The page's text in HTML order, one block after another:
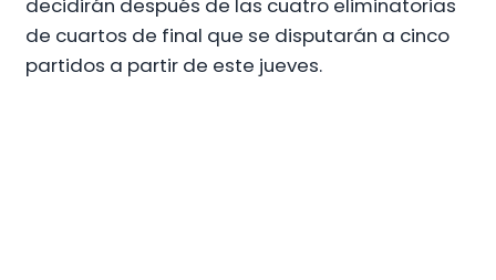
decidirán después de las cuatro eliminatorias
de cuartos de final que se disputarán a cinco
partidos a partir de este jueves.